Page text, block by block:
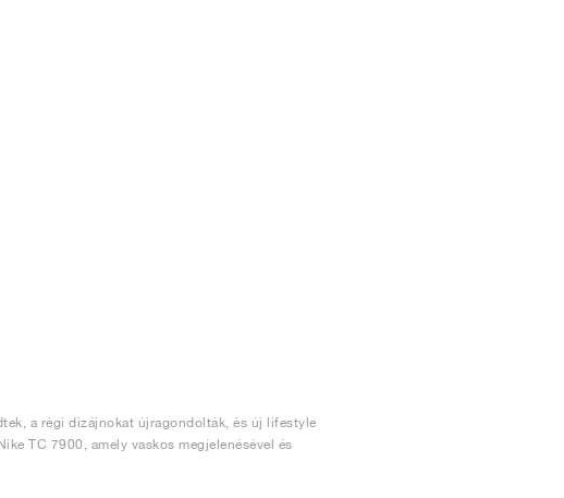
a régi dizájnokat újragondolták, és új lifestyle
TC 7900, amely vaskos megjelenésével és